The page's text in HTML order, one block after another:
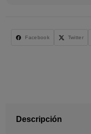
Facebook Twitter
Descripción